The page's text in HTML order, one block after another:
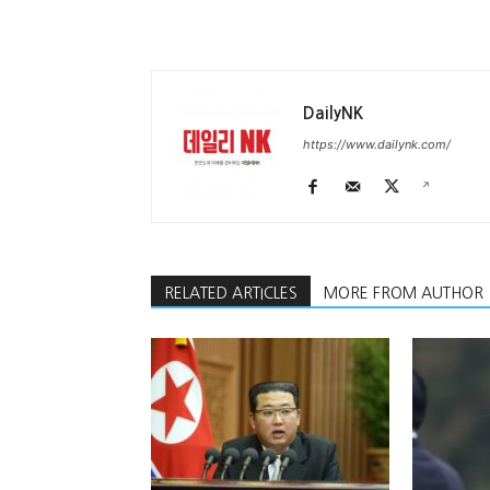
DailyNK
https://www.dailynk.com/
RELATED ARTICLES MORE FROM AUTHOR